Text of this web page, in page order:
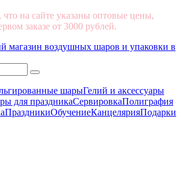
на сайте указаны оптовые цены,
заказе от 3000 рублей.
шарыГелий и аксессуары
для праздникаСервировкаПолиграфия
ПраздникиОбучениеКанцелярияПодарки